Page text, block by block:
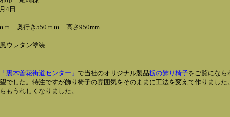
4日
奥行き550ｍｍ 高さ950mm
レタン塗装
裏木曽花街道センター」 で当社のオリジナル製品栃の飾り椅子をご覧になら
でした。特注ですが飾り椅子の雰囲気をそのままに工法を変えて作りまし
もうれしくなりました。